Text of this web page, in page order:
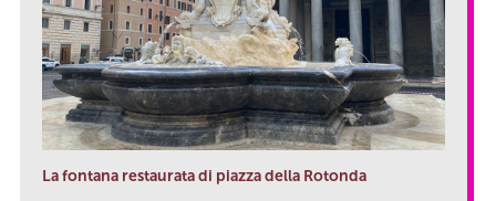
La fontana restaurata di piazza della Rotonda